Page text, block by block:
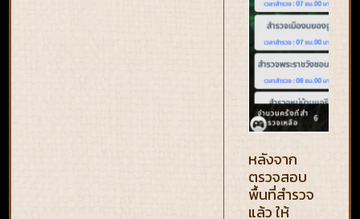
หลังจาก
ตรวจสอบ
พื้นที่สำรวจ
แล้ว ให้